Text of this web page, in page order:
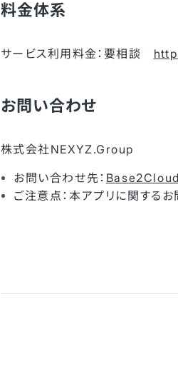
料金体系
サービス利用料金：要相談
お問い合わせ
株式会社NEXYZ.Group
お問い合わせ先：
ご注意点：本アプリに関する